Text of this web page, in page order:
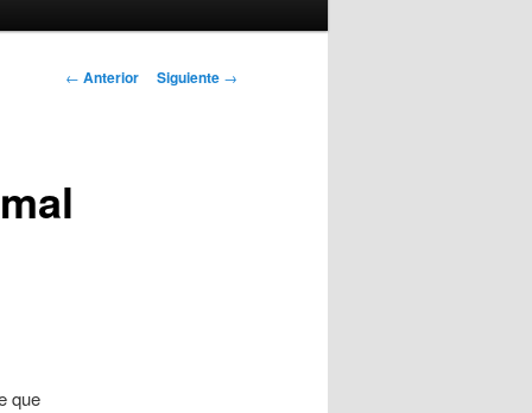
Navegador de
← Anterior Siguiente →
que